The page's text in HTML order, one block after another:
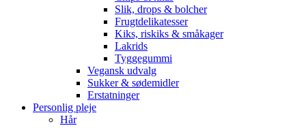
Slik, drops & bolcher
Frugtdelikatesser
Kiks, riskiks & småkager
Lakrids
Tyggegummi
Vegansk udvalg
Sukker & sødemidler
Erstatninger
Personlig pleje
Hår